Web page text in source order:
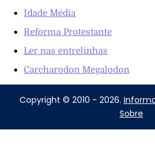
Idade Média
Reforma Protestante
Ler nas entrelinhas
Carcharodon Megalodon
Copyright © 2010 - 2026.
Sobre